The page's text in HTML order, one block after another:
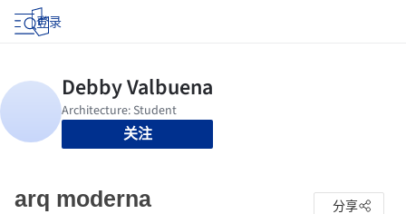
登录
关注
arq moderna 分享